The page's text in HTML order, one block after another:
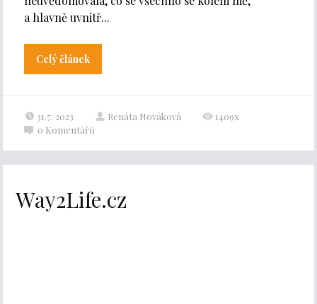
a hlavně uvnitř...
Celý článek
31.7. 2023 Renáta Nováková
1409x
0 Komentářů
Way2Life.cz